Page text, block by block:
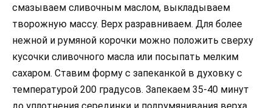
смазываем сливочным маслом, выкладываем
творожную массу. Верх разравниваем. Для более
нежной и румяной корочки можно положить сверху
кусочки сливочного масла или посыпать мелким
сахаром. Ставим форму с запеканкой в духовку с
температурой 200 градусов. Запекаем 35-40 минут